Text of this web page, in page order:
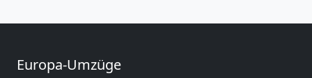
Europa-Umzüge